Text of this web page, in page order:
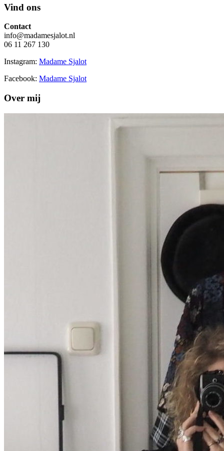
Vind ons
Contact
info@madamesjalot.nl
06 11 267 130
Instagram: Madame Sjalot
Facebook: Madame Sjalot
Over mij